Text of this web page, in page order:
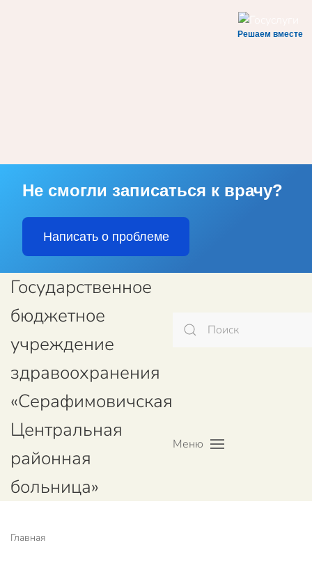
Решаем вместе
Не смогли записаться к врачу?
Написать о проблеме
Государственное
бюджетное
учреждение
здравоохранения
«Серафимовичская
Центральная
районная
больница»
Меню
Главная